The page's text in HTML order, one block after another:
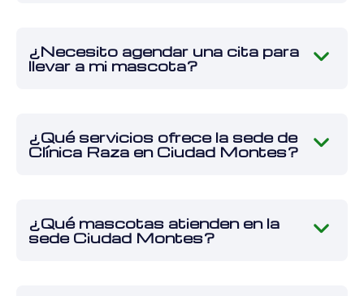
¿Necesito agendar una cita para
llevar a mi mascota?
¿Qué servicios ofrece la sede de
Clínica Raza en Ciudad Montes?
¿Qué mascotas atienden en la
sede Ciudad Montes?